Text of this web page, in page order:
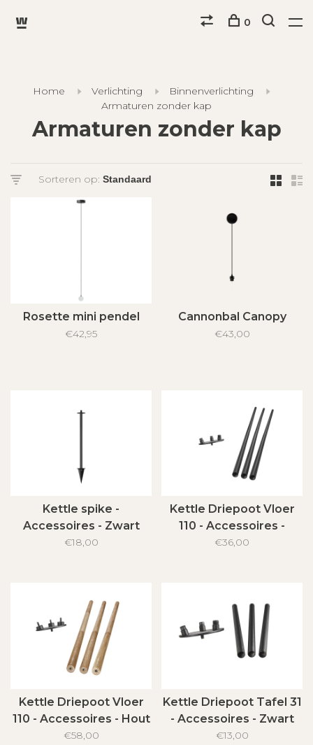
0
Home Verlichting
Binnenverlichting
Armaturen zonder kap
Armaturen zonder kap
Sorteren op:
Rosette mini pendel
€42,95
Cannonbal Canopy
€43,00
Kettle spike -
Accessoires - Zwart
€18,00
Kettle Driepoot Vloer
110 - Accessoires -
Zwart
€36,00
Kettle Driepoot Vloer
110 - Accessoires - Hout
€58,00
Kettle Driepoot Tafel 31
- Accessoires - Zwart
€13,00